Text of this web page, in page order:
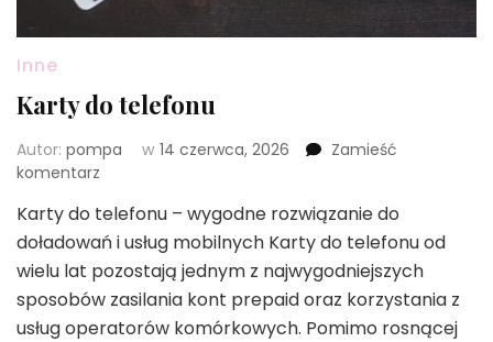
Inne
Karty do telefonu
Autor: pompa w 14 czerwca, 2026
Zamieść
komentarz
Karty
do
telefonu
Karty do telefonu – wygodne rozwiązanie do
doładowań i usług mobilnych Karty do telefonu od
wielu lat pozostają jednym z najwygodniejszych
sposobów zasilania kont prepaid oraz korzystania z
usług operatorów komórkowych. Pomimo rosnącej